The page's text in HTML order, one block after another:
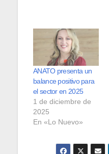
ANATO presenta un
balance positivo para
el sector en 2025
1 de diciembre de
2025
En «Lo Nuevo»